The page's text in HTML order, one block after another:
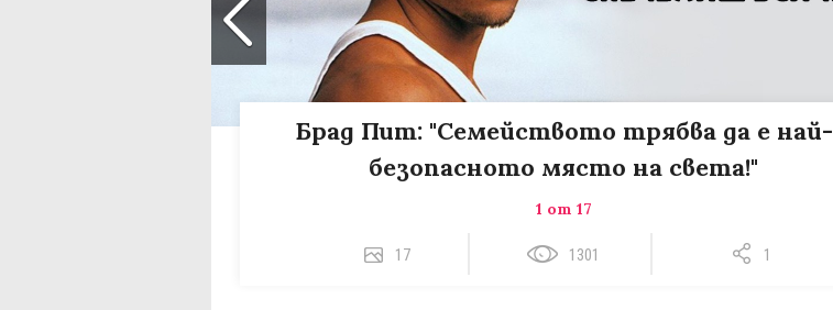
Брад Пит: "Семейството трябва да е най-
безопасното място на света!"
1 от 17
17 1301 1